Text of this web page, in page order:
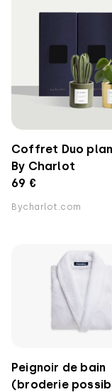
Coffret Duo
By Charlot
69 €
Bycharlot.com
Peignoir de bain
(broderie